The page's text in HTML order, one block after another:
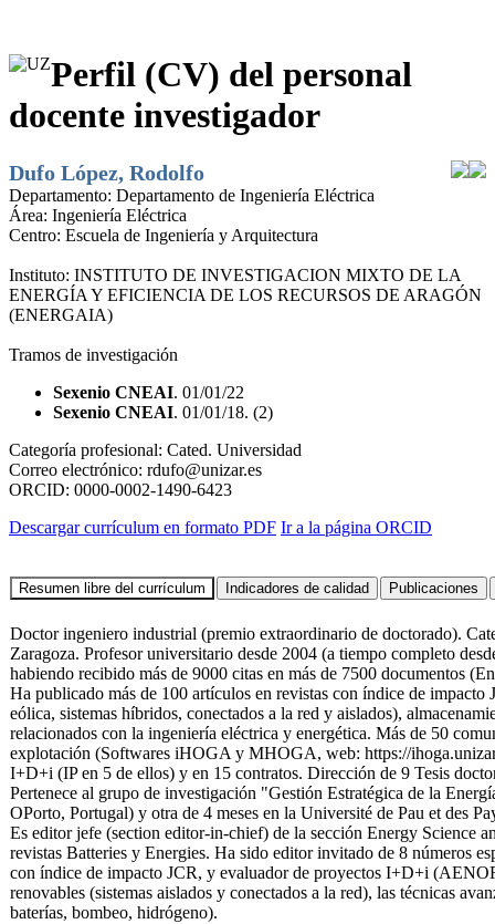
Perfil (CV) del personal
docente investigador
Dufo López, Rodolfo
Departamento: Departamento de Ingeniería Eléctrica
Área: Ingeniería Eléctrica
Centro: Escuela de Ingeniería y Arquitectura
Instituto: INSTITUTO DE INVESTIGACION MIXTO DE LA
ENERGÍA Y EFICIENCIA DE LOS RECURSOS DE ARAGÓN
(ENERGAIA)
Tramos de investigación
Sexenio CNEAI. 01/01/22
Sexenio CNEAI. 01/01/18. (2)
Categoría profesional: Cated. Universidad
Correo electrónico: rdufo@unizar.es
ORCID: 0000-0002-1490-6423
Descargar currículum en formato PDF Ir a la página ORCID
Doctor ingeniero industrial (premio extraordinario de doctorado).
Zaragoza. Profesor universitario desde 2004 (a tiempo completo
habiendo recibido más de 9000 citas en más de 7500 documentos
Ha publicado más de 100 artículos en revistas con índice de
eólica, sistemas híbridos, conectados a la red y aislados),
relacionados con la ingeniería eléctrica y energética. Más de 50
explotación (Softwares iHOGA y MHOGA, web: https://
I+D+i (IP en 5 de ellos) y en 15 contratos. Dirección de 9 Tesis
Pertenece al grupo de investigación "Gestión Estratégica de la
OPorto, Portugal) y otra de 4 meses en la Université de Pau et des
Es editor jefe (section editor-in-chief) de la sección Energy Science
revistas Batteries y Energies. Ha sido editor invitado de 8 números
con índice de impacto JCR, y evaluador de proyectos I+D+i
renovables (sistemas aislados y conectados a la red), las técnicas
baterías, bombeo, hidrógeno).